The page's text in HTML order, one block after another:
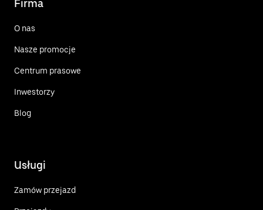
Firma
O nas
Nasze promocje
Centrum prasowe
Inwestorzy
Blog
Usługi
Zamów przejazd